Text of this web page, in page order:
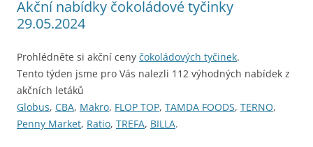
Akční nabídky čokoládové tyčinky
29.05.2024
Prohlédněte si akční ceny čokoládových tyčinek.
Tento týden jsme pro Vás nalezli 112 výhodných nabídek z
akčních letáků
Globus, CBA, Makro, FLOP TOP, TAMDA FOODS, TERNO,
Penny Market, Ratio, TREFA, BILLA.